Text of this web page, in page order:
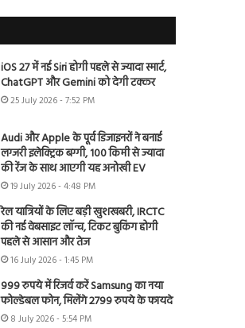
iOS 27 में नई Siri होगी पहले से ज्यादा स्मार्ट,
ChatGPT और Gemini को देगी टक्कर
25 July 2026 - 7:52 PM
Audi और Apple के पूर्व डिजाइनरों ने बनाई
लग्जरी इलेक्ट्रिक बग्गी, 100 किमी से ज्यादा
की रेंज के साथ आएगी यह अनोखी EV
19 July 2026 - 4:48 PM
रेल यात्रियों के लिए बड़ी खुशखबरी, IRCTC
की नई वेबसाइट लॉन्च, टिकट बुकिंग होगी
पहले से आसान और तेज
16 July 2026 - 1:45 PM
999 रुपये में रिजर्व करें Samsung का नया
फोल्डेबल फोन, मिलेंगे 2799 रुपये के फायदे
8 July 2026 - 5:54 PM